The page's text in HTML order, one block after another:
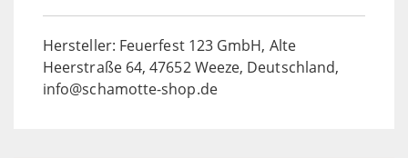
Hersteller: Feuerfest 123 GmbH, Alte
Heerstraße 64, 47652 Weeze, Deutschland,
info@schamotte-shop.de